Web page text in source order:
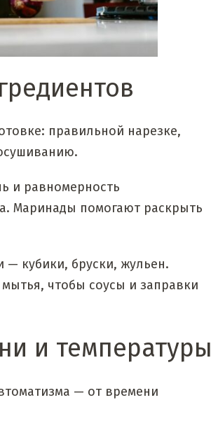
правильной нарезке,
и равномерность
Маринады помогают раскрыть
— кубики, бруски, жульен.
чтобы соусы и заправки
и температуры
— от времени